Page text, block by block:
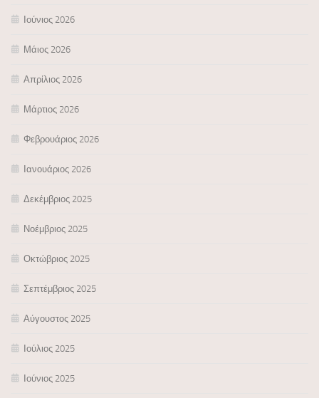
Ιούνιος 2026
Μάιος 2026
Απρίλιος 2026
Μάρτιος 2026
Φεβρουάριος 2026
Ιανουάριος 2026
Δεκέμβριος 2025
Νοέμβριος 2025
Οκτώβριος 2025
Σεπτέμβριος 2025
Αύγουστος 2025
Ιούλιος 2025
Ιούνιος 2025